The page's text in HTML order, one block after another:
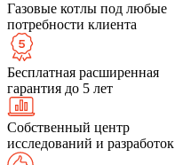
Газовые котлы под любые
потребности клиента
Бесплатная расширенная
гарантия до 5 лет
Собственный центр
исследований и разработок